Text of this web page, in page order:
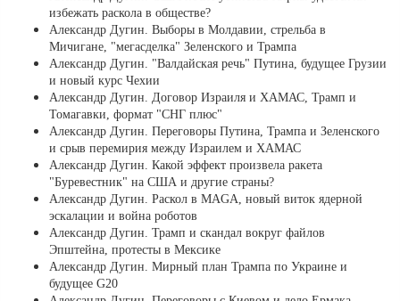
избежать раскола в обществе?
Александр Дугин. Выборы в Молдавии, стрельба в
Мичигане, "мегасделка" Зеленского и Трампа
Александр Дугин. "Валдайская речь" Путина, будущее Грузии
и новый курс Чехии
Александр Дугин. Договор Израиля и ХАМАС, Трамп и
Томагавки, формат "СНГ плюс"
Александр Дугин. Переговоры Путина, Трампа и Зеленского
и срыв перемирия между Израилем и ХАМАС
Александр Дугин. Какой эффект произвела ракета
"Буревестник" на США и другие страны?
Александр Дугин. Раскол в MAGA, новый виток ядерной
эскалации и война роботов
Александр Дугин. Трамп и скандал вокруг файлов
Эпштейна, протесты в Мексике
Александр Дугин. Мирный план Трампа по Украине и
будущее G20